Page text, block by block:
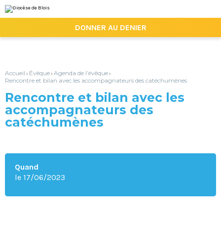
au
contenu.
la
personnels
DONNER AU DENIER
Accueil › Évêque› Agenda de l’évêque›
Rencontre et bilan avec les accompagnateurs des catéchumènes
Rencontre et bilan avec les
accompagnateurs des
catéchumènes
Quand
le 17/06/2023